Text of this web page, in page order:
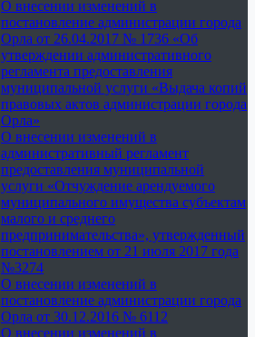
О внесении изменений в
постановление администрации города
Орла от 26.04.2017 № 1736 «Об
утверждении административного
регламента предоставления
муниципальной услуги «Выдача копий
правовых актов администрации города
Орла»
О внесении изменений в
административный регламент
предоставления муниципальной
услуги «Отчуждение арендуемого
муниципального имущества субъектам
малого и среднего
предпринимательства», утвержденный
постановлением от 21 июля 2017 года
№3274
О внесении изменений в
постановление администрации города
Орла от 30.12.2016 № 6112
О внесении изменений в